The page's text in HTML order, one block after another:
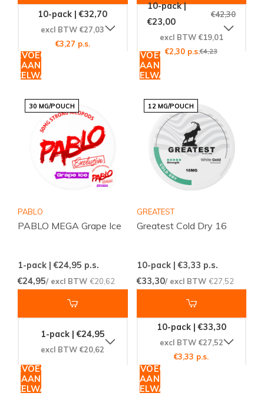
10-pack | €32,70
excl BTW €27,03
€3,27 p.s.
TOEVOEGEN
AAN
10-pack |
€23,00
€42,30
excl BTW €19,01
€2,30 p.s.€4,23
TOEVOEGEN
AAN
WINKELWAGEN
30 MG/POUCH
PABLO
PABLO MEGA Grape Ice
1-pack | €24,95 p.s.
€24,95/ excl BTW €20,62
1-pack | €24,95
excl BTW €20,62
TOEVOEGEN
AAN
12 MG/POUCH
GREATEST
Greatest Cold Dry 16
10-pack | €3,33 p.s.
€33,30/ excl BTW €27,52
10-pack | €33,30
excl BTW €27,52
€3,33 p.s.
TOEVOEGEN
AAN
WINKELWAGEN